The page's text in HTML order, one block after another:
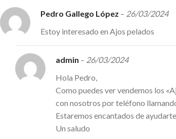
Pedro Gallego López – 26/03/2024
Estoy interesado en Ajos pelados
admin – 26/03/2024
Hola Pedro,
Como puedes ver vendemos los
con nosotros por teléfono
Estaremos encantados de
Un saludo